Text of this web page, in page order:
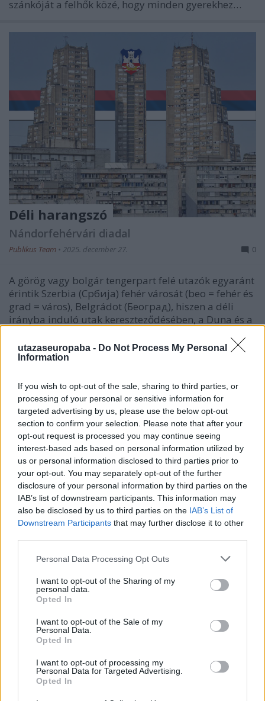
utazaseuropaba - Do Not Process My Personal
Information
If you wish to opt-out of the sale, sharing to third parties, or
processing of your personal or sensitive information for
targeted advertising by us, please use the below opt-out
section to confirm your selection. Please note that after your
opt-out request is processed you may continue seeing
interest-based ads based on personal information utilized by
us or personal information disclosed to third parties prior to
your opt-out. You may separately opt-out of the further
disclosure of your personal information by third parties on the
IAB’s list of downstream participants. This information may
also be disclosed by us to third parties on the IAB’s List of
Downstream Participants that may further disclose it to other
Please note that this website/app uses one or more Google
not limited to your visit or usage behaviour. You may click to
grant or deny consent to Google and its third-party tags to
use your data for below specified purposes in below Google
consent section.
Personal Data Processing Opt Outs
I want to opt-out of the Sharing of my
personal data.
Opted In
I want to opt-out of the Sale of my
Personal Data.
Opted In
I want to opt-out of processing my
Personal Data for Targeted Advertising.
Opted In
szánkóját a felhők közé, hogy minden gyerekhez…
Déli harangszó
Nándorfehérvári diadal
Publikus Team • 2025. december 27. 0
A görög vagy bolgár tengerpart felé utazók egyaránt
érintik Szerbia (Србија) fehér városát (beo = fehér és
grad = város), Belgrádot (Београд), hiszen a déli
irányba induló utak kereszteződésében, a Duna és a
egynapos városnézés során az is kiderülhet,…
Germania
Berlin 2. rész
Publikus Team•2025. augusztus 25.
Adolf Hitler és Albert Speer építészeti koncepciót
dolgoztak ki Berlin világ fővárosává, Germaniává
való átalakítására, amelyek azonban soha nem
valósultak meg, sőt az egykori fényűző város a
háborúval egy romhalmazzá vált. A Vörös Hadsereg
úthengerként haladt előre a Német Birodalomban is,